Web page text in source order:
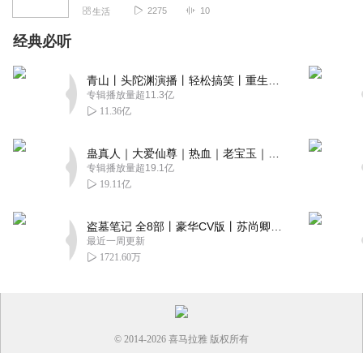
生活 2275 10
经典必听
专辑播放量超11.3亿
11.36亿
专辑播放量超19.1亿
19.11亿
最近一周更新
1721.60万
© 2014-2026 喜马拉雅 版权所有